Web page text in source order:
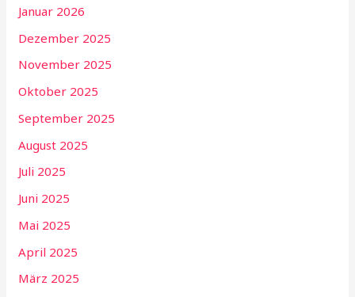
Januar 2026
Dezember 2025
November 2025
Oktober 2025
September 2025
August 2025
Juli 2025
Juni 2025
Mai 2025
April 2025
März 2025